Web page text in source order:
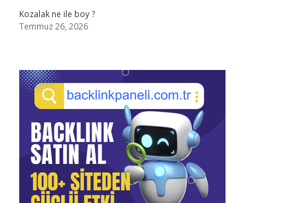
Kozalak ne ile boy ?
Temmuz 26, 2026